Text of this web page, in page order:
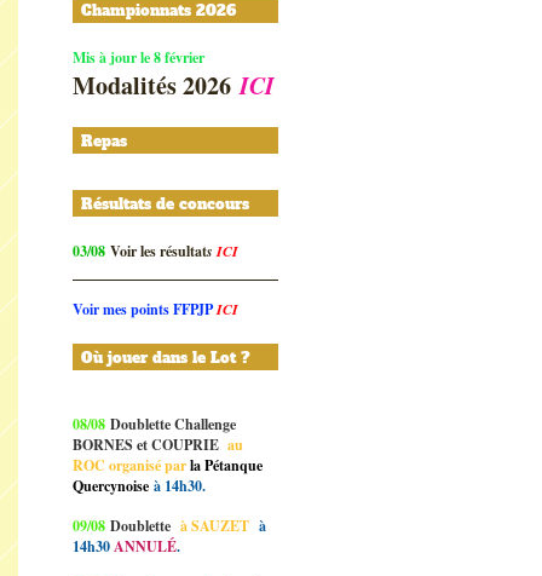
Championnats 2026
Mis à jour le 8 février
Modalités 2026ICI
Repas
Résultats de concours
03/08 Voir les résultats ICI
Voir mes points FFPJPICI
Où jouer dans le Lot ?
08/08 Doublette Challenge
BORNES et COUPRIE au
ROC organisé parla Pétanque
Quercynoise à 14h30.
09/08 Doublette à SAUZET à
14h30ANNULÉ.